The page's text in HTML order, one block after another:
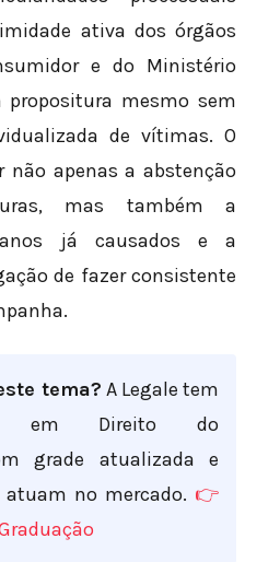
ativa dos órgãos
e do Ministério
propositura mesmo sem
de vítimas. O
não apenas a abstenção
mas também a
já causados e a
de fazer consistente
tema? A Legale tem
em Direito do
grade atualizada e
atuam no mercado. 👉